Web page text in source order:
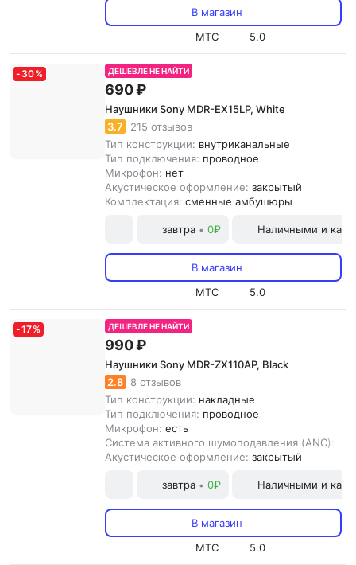
В магазин
МТС
5.0
- 30% ДЕШЕВЛЕ НЕ НАЙТИ
690 ₽
Наушники Sony MDR-EX15LP, White
3.7
215 отзывов
Тип конструкции: внутриканальные
Тип подключения: проводное
Микрофон: нет
Акустическое оформление: закрытый
Комплектация: сменные амбушюры
завтра • 0₽ Наличными и
В магазин
МТС
5.0
-17% ДЕШЕВЛЕ НЕ НАЙТИ
990 ₽
Наушники Sony MDR-ZX110AP, Black
2.8
8 отзывов
Тип конструкции: накладные
Тип подключения: проводное
Микрофон: есть
Система активного шумоподавления (ANC):
Акустическое оформление: закрытый
завтра • 0₽ Наличными и
В магазин
МТС
5.0